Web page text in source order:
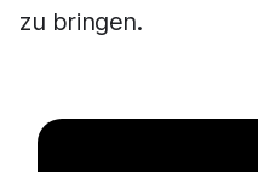
zu bringen.